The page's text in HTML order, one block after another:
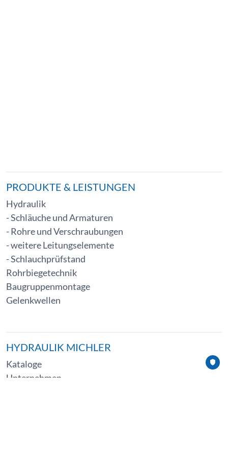
PRODUKTE & LEISTUNGEN
Hydraulik
-Schläuche und Armaturen
-Rohre und Verschraubungen
-weitere Leitungselemente
-Schlauchprüfstand
Rohrbiegetechnik
Baugruppenmontage
Gelenkwellen
HYDRAULIK MICHLER
Kataloge
Unternehmen